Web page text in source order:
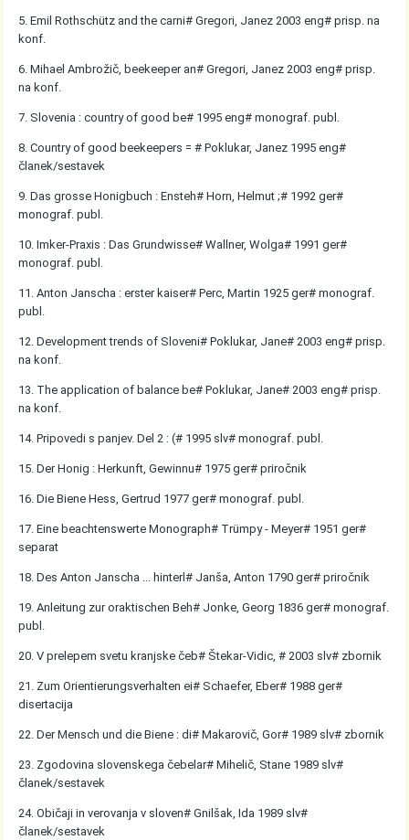
5. Emil Rothschütz and the carni# Gregori, Janez 2003 eng# prisp. na
konf.
6. Mihael Ambrožič, beekeeper an# Gregori, Janez 2003 eng# prisp.
na konf.
7. Slovenia : country of good be# 1995 eng# monograf. publ.
8. Country of good beekeepers = # Poklukar, Janez 1995 eng#
članek/sestavek
9. Das grosse Honigbuch : Ensteh# Horn, Helmut ;# 1992 ger#
monograf. publ.
10. Imker-Praxis : Das Grundwisse# Wallner, Wolga# 1991 ger#
monograf. publ.
11. Anton Janscha : erster kaiser# Perc, Martin 1925 ger# monograf.
publ.
12. Development trends of Sloveni# Poklukar, Jane# 2003 eng# prisp.
na konf.
13. The application of balance be# Poklukar, Jane# 2003 eng# prisp.
na konf.
14. Pripovedi s panjev. Del 2 : (# 1995 slv# monograf. publ.
15. Der Honig : Herkunft, Gewinnu# 1975 ger# priročnik
16. Die Biene Hess, Gertrud 1977 ger# monograf. publ.
17. Eine beachtenswerte Monograph# Trümpy - Meyer# 1951 ger#
separat
18. Des Anton Janscha ... hinterl# Janša, Anton 1790 ger# priročnik
19. Anleitung zur oraktischen Beh# Jonke, Georg 1836 ger# monograf.
publ.
20. V prelepem svetu kranjske čeb# Štekar-Vidic, # 2003 slv# zbornik
21. Zum Orientierungsverhalten ei# Schaefer, Eber# 1988 ger#
disertacija
22. Der Mensch und die Biene : di# Makarovič, Gor# 1989 slv# zbornik
23. Zgodovina slovenskega čebelar# Mihelič, Stane 1989 slv#
članek/sestavek
24. Običaji in verovanja v sloven# Gnilšak, Ida 1989 slv#
članek/sestavek